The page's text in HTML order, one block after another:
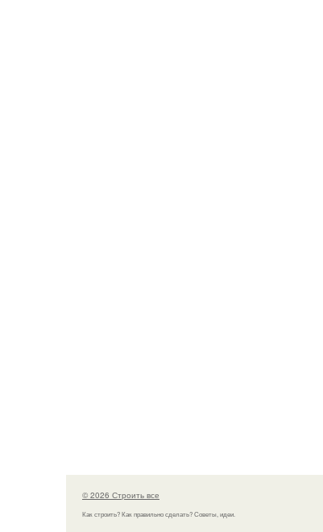
© 2026 Строить все
Как строить? Как правильно сделать? Советы, идеи.